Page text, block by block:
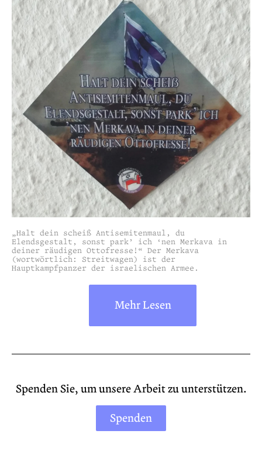
„Halt dein scheiß Antisemitenmaul, du
Elendsgestalt, sonst park’ ich ‘nen Merkava in
deiner räudigen Ottofresse!“ Der Merkava
(wortwörtlich: Streitwagen) ist der
Hauptkampfpanzer der israelischen Armee.
Mehr Lesen
Spenden Sie, um unsere Arbeit zu unterstützen.
Spenden